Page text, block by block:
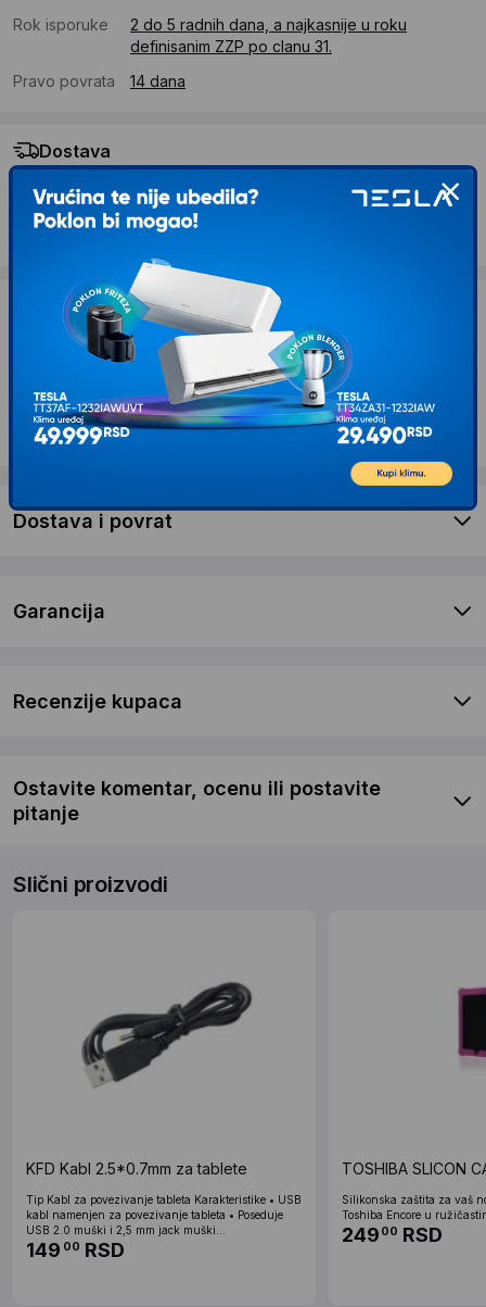
Rok isporuke
2 do 5 radnih dana, a najkasnije u roku
definisanim ZZP po clanu 31.
Pravo povrata
14 dana
Dostava
Standardna dostava se očekuje u roku od 2 do 5 radnih
dana
Želite li ponudu za firmu?
Kontaktirajte nas
Opis proizvoda TERACELL Futrola Slim za
Tablet 7 inča Univerzalna bela
Dostava i povrat
Garancija
Recenzije kupaca
Ostavite komentar, ocenu ili postavite
pitanje
Slični proizvodi
KFD Kabl 2.5*0.7mm za tablete
Tip Kabl za povezivanje tableta Karakteristike • USB
kabl namenjen za povezivanje tableta • Poseduje
USB 2.0 muški i 2,5 mm jack muški...
149 00 RSD
TOSHIBA SLICON
Silikonska zaštita za vaš
Toshiba Encore u
249 00 RSD